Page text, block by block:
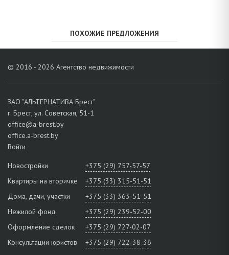
ПОХОЖИЕ ПРЕДЛОЖЕНИЯ
© 2016 - 2026 Агентство недвижимости
ЗАО "АЛЬТЕРНАТИВА Брест"
г. Брест, ул. Советская, 51-1
office@a-brest.by
office.a-brest.by
Войти
Новостройки
+375 (29) 757-57-57
Квартиры на вторичке
+375 (33) 315-51-51
Дома, дачи, участки
+375 (33) 363-51-51
Нежилой фонд
+375 (29) 239-52-00
Оформление сделок
+375 (29) 727-02-07
Консультации юристов
+375 (29) 722-38-36